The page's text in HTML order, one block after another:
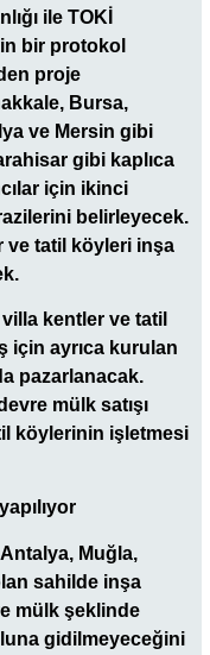
ile TOKİ
bir protokol
proje
Bursa,
ve Mersin gibi
gibi kaplıca
için ikinci
belirleyecek.
ve tatil köyleri inşa
kentler ve tatil
için ayrıca kurulan
pazarlanacak.
mülk satışı
köylerinin işletmesi
Muğla,
sahilde inşa
mülk şeklinde
gidilmeyeceğini